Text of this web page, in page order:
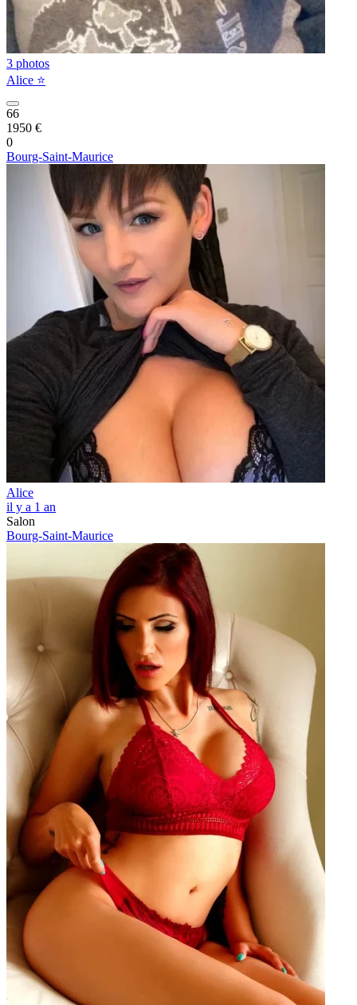
3 photos
Alice ⭐️
66
1950 €
0
Bourg-Saint-Maurice
Alice
il y a 1 an
Salon
Bourg-Saint-Maurice